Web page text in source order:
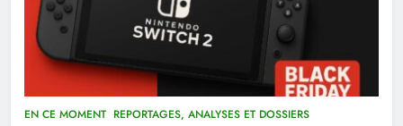
EN CE MOMENT REPORTAGES, ANALYSES ET DOSSIERS